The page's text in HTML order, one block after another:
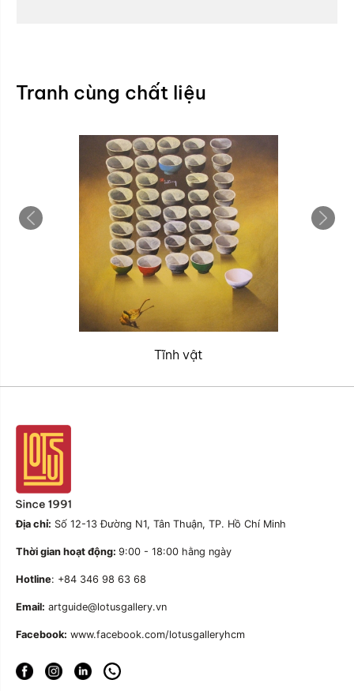
Tranh cùng chất liệu
Tĩnh vật
Địa chỉ: Số 12-13 Đường N1, Tân Thuận, TP. Hồ Chí Minh
Thời gian hoạt động: 9:00 - 18:00 hằng ngày
Hotline: +84 346 98 63 68
Email: artguide@lotusgallery.vn
Facebook: www.facebook.com/lotusgalleryhcm